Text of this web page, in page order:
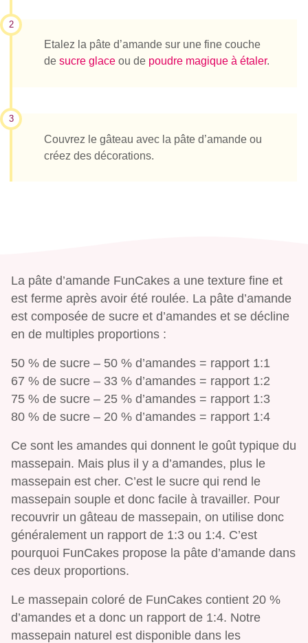
2
Etalez la pâte d’amande sur une fine couche
de sucre glace ou de poudre magique à étaler.
3
Couvrez le gâteau avec la pâte d’amande ou
créez des décorations.
La pâte d’amande FunCakes a une texture fine et
est ferme après avoir été roulée. La pâte d’amande
est composée de sucre et d’amandes et se décline
en de multiples proportions :
50 % de sucre – 50 % d’amandes = rapport 1:1
67 % de sucre – 33 % d’amandes = rapport 1:2
75 % de sucre – 25 % d’amandes = rapport 1:3
80 % de sucre – 20 % d’amandes = rapport 1:4
Ce sont les amandes qui donnent le goût typique du
massepain. Mais plus il y a d’amandes, plus le
massepain est cher. C’est le sucre qui rend le
massepain souple et donc facile à travailler. Pour
recouvrir un gâteau de massepain, on utilise donc
généralement un rapport de 1:3 ou 1:4. C’est
pourquoi FunCakes propose la pâte d’amande dans
ces deux proportions.
Le massepain coloré de FunCakes contient 20 %
d’amandes et a donc un rapport de 1:4. Notre
massepain naturel est disponible dans les